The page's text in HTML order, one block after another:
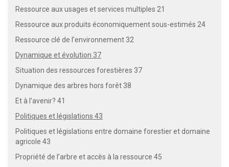
Ressource aux usages et services multiples 21
Ressource aux produits économiquement sous-estimés 24
Ressource clé de l’environnement 32
Dynamique et évolution 37
Situation des ressources forestières 37
Dynamique des arbres hors forêt 38
Et à l’avenir? 41
Politiques et législations 43
Politiques et législations entre domaine forestier et domaine
agricole 43
Propriété de l’arbre et accès à la ressource 45